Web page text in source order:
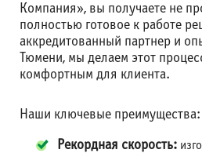
Компания», вы получаете не
полностью готовое к работе
аккредитованный партнер и
Тюмени, мы делаем этот
комфортным для клиента.
Наши ключевые преимущества:
Рекордная скорость: